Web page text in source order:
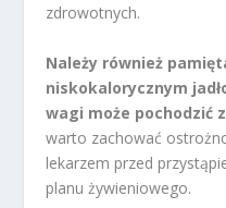
zdrowotnych.
Należy również
niskokalorycznym
wagi może pochodzić
warto zachować
lekarzem przed
planu żywieniowego.